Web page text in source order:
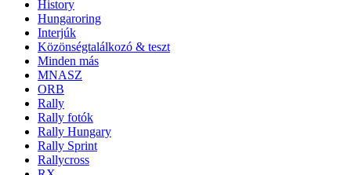
History
Hungaroring
Interjúk
Közönségtalálkozó & teszt
Minden más
MNASZ
ORB
Rally
Rally fotók
Rally Hungary
Rally Sprint
Rallycross